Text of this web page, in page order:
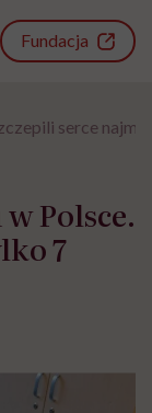
Fundacja
serce
Polsce.
7